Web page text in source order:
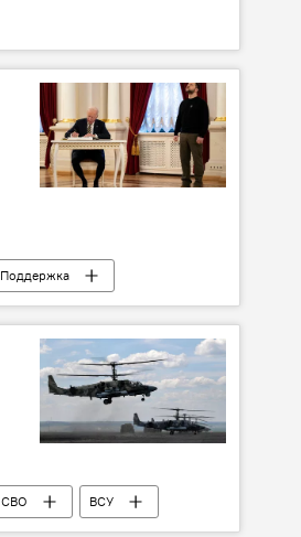
Армения
Поддержка
СВО
ВСУ